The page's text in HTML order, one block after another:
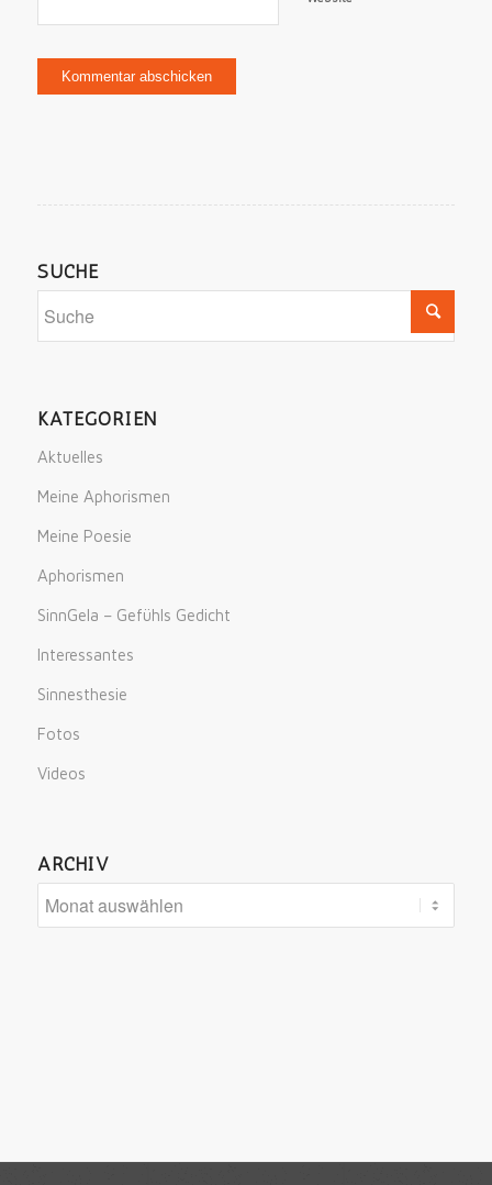
SUCHE
KATEGORIEN
Aktuelles
Meine Aphorismen
Meine Poesie
Aphorismen
SinnGela – Gefühls Gedicht
Interessantes
Sinnesthesie
Fotos
Videos
ARCHIV